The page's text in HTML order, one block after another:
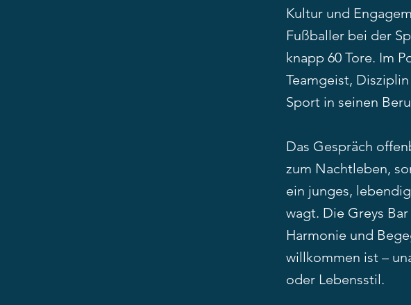
Kultur und
Fußballer bei der
knapp 60 Tore. Im
Teamgeist,
Sport in seinen
Das Gespräch
zum Nachtleben,
ein junges,
wagt. Die Greys
Harmonie und
willkommen ist –
oder Lebensstil.